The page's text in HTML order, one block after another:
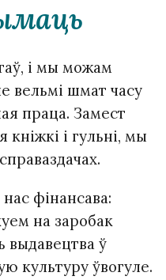
і мы можам
вельмі шмат часу
праца. Замест
кніжкі і гульні, мы
фінансава:
на заробак
выдавецтва ў
культуру ўвогуле.